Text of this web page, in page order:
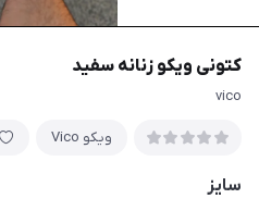
کتونی ویکو زنانه سفید
vico
ویکو Vico
سایز